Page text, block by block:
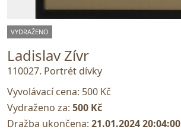
VYDRAŽENO
Ladislav Zívr
110027. Portrét dívky
Vyvolávací cena: 500 Kč
Vydraženo za: 500 Kč
Dražba ukončena: 21.01.2024 20:04:00